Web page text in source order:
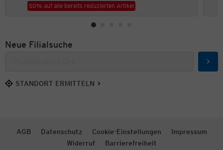
50% auf alle bereits reduzierten Artikel
Neue Filialsuche
STANDORT ERMITTELN
AGB Datenschutz Cookie-Einstellungen
Impressum
Widerruf
Barrierefreiheit